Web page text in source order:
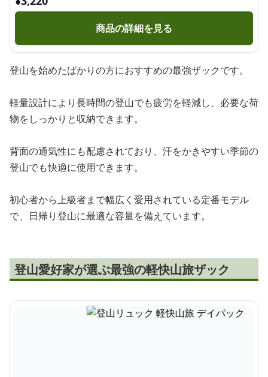
商品の詳細を見る
登山を始めたばかりの方におすすめの最強ザックです。
軽量設計により長時間の登山でも疲労を軽減し、必要な荷
物をしっかりと収納できます。
背面の通気性にも配慮されており、汗をかきやすい季節の
登山でも快適に使用できます。
初心者から上級者まで幅広く愛用されている定番モデル
で、日帰り登山に最適な容量を備えています。
登山愛好家が選ぶ最強の軽快山旅ザック